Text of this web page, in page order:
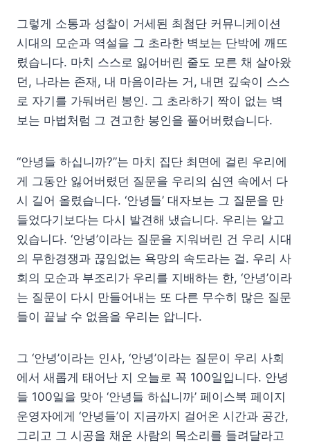
그렇게 소통과 성찰이 거세된 최첨단 커뮤니케이션
시대의 모순과 역설을 그 초라한 벽보는 단박에 깨뜨
렸습니다. 마치 스스로 잃어버린 줄도 모른 채 살아왔
던, 나라는 존재, 내 마음이라는 거, 내면 깊숙이 스스
로 자기를 가둬버린 봉인. 그 초라하기 짝이 없는 벽
보는 마법처럼 그 견고한 봉인을 풀어버렸습니다.
“안녕들 하십니까?”는 마치 집단 최면에 걸린 우리에
게 그동안 잃어버렸던 질문을 우리의 심연 속에서 다
시 길어 올렸습니다. ‘안녕들’ 대자보는 그 질문을 만
들었다기보다는 다시 발견해 냈습니다. 우리는 알고
있습니다. ‘안녕’이라는 질문을 지워버린 건 우리 시대
의 무한경쟁과 끊임없는 욕망의 속도라는 걸. 우리 사
회의 모순과 부조리가 우리를 지배하는 한, ‘안녕’이라
는 질문이 다시 만들어내는 또 다른 무수히 많은 질문
들이 끝날 수 없음을 우리는 압니다.
그 ‘안녕’이라는 인사, ‘안녕’이라는 질문이 우리 사회
에서 새롭게 태어난 지 오늘로 꼭 100일입니다. 안녕
들 100일을 맞아 ‘안녕들 하십니까’ 페이스북 페이지
운영자에게 ‘안녕들’이 지금까지 걸어온 시간과 공간,
그리고 그 시공을 채운 사람의 목소리를 들려달라고